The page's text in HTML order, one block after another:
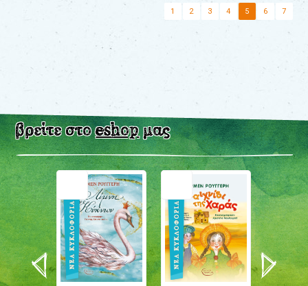
1 2 3 4 5 6 7
βρείτε στοeshopμας